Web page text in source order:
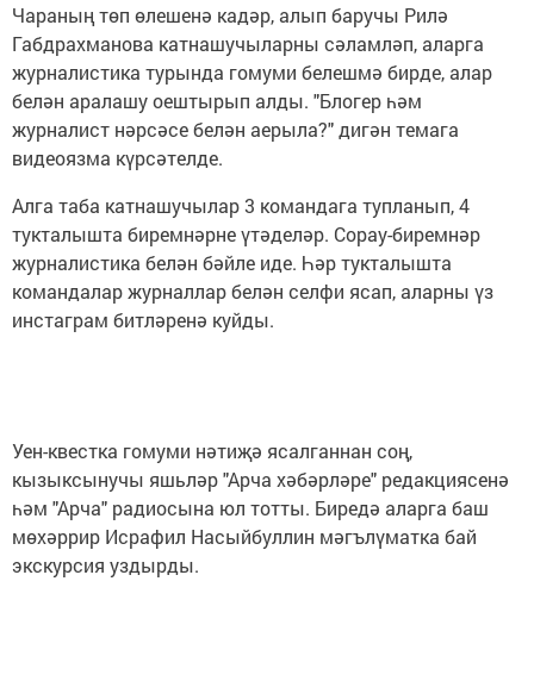
Чараның төп өлешенә кадәр, алып баручы Рилә
Габдрахманова катнашучыларны сәламләп, аларга
журналистика турында гомуми белешмә бирде, алар
белән аралашу оештырып алды. "Блогер һәм
журналист нәрсәсе белән аерыла?" дигән темага
видеоязма күрсәтелде.
Алга таба катнашучылар 3 командага тупланып, 4
тукталышта биремнәрне үтәделәр. Сорау-биремнәр
журналистика белән бәйле иде. Һәр тукталышта
командалар журналлар белән селфи ясап, аларны үз
инстаграм битләренә куйды.
Уен-квестка гомуми нәтиҗә ясалганнан соң,
кызыксынучы яшьләр "Арча хәбәрләре" редакциясенә
һәм "Арча" радиосына юл тотты. Биредә аларга баш
мөхәррир Исрафил Насыйбуллин мәгълүматка бай
экскурсия уздырды.